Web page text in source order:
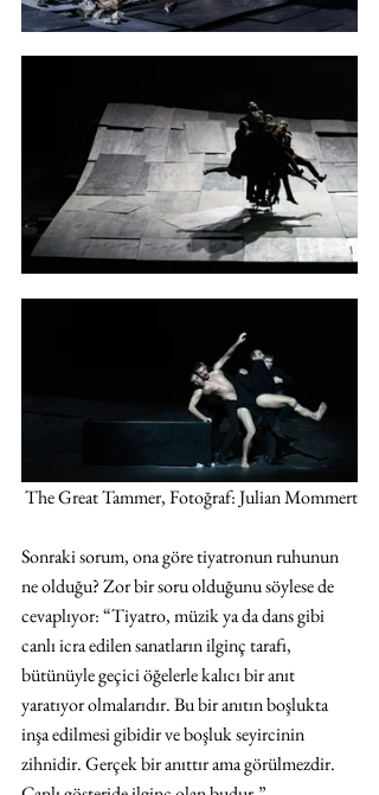
The Great Tammer, Fotoğraf: Julian Mommert
Sonraki sorum, ona göre tiyatronun ruhunun
ne olduğu? Zor bir soru olduğunu söylese de
cevaplıyor: “Tiyatro, müzik ya da dans gibi
canlı icra edilen sanatların ilginç tarafı,
bütünüyle geçici öğelerle kalıcı bir anıt
yaratıyor olmalarıdır. Bu bir anıtın boşlukta
inşa edilmesi gibidir ve boşluk seyircinin
zihnidir. Gerçek bir anıttır ama görülmezdir.